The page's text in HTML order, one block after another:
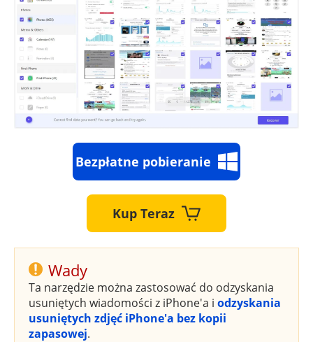
Bezpłatne pobieranie
Kup Teraz
Wady
Ta narzędzie można zastosować do odzyskania
usuniętych wiadomości z iPhone'a i odzyskania
usuniętych zdjęć iPhone'a bez kopii
zapasowej.